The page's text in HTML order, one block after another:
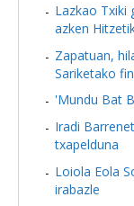
Lazkao Txiki
azken
Zapatuan,
Sariketako
'Mundu Bat
Iradi
txapelduna
Loiola Eola
irabazle